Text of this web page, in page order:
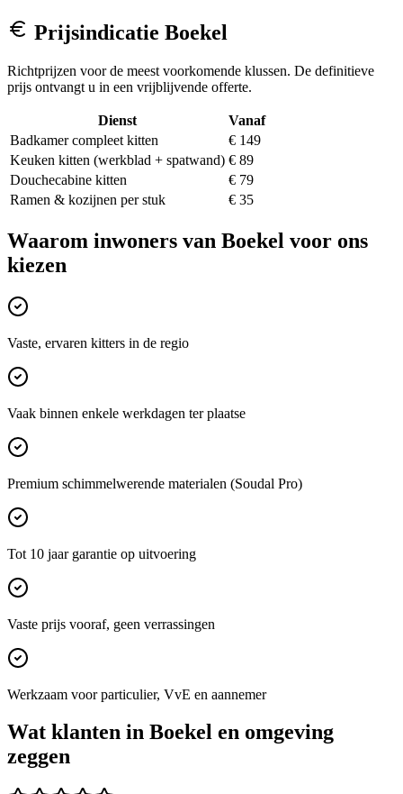
Prijsindicatie Boekel
Richtprijzen voor de meest voorkomende klussen. De definitieve
prijs ontvangt u in een vrijblijvende offerte.
Dienst
Vanaf
Badkamer compleet kitten
€ 149
Keuken kitten (werkblad + spatwand) € 89
Douchecabine kitten
€ 79
Ramen & kozijnen per stuk
€ 35
Waarom inwoners van Boekel voor ons
kiezen
Vaste, ervaren kitters in de regio
Vaak binnen enkele werkdagen ter plaatse
Premium schimmelwerende materialen (Soudal Pro)
Tot 10 jaar garantie op uitvoering
Vaste prijs vooraf, geen verrassingen
Werkzaam voor particulier, VvE en aannemer
Wat klanten in Boekel en omgeving
zeggen